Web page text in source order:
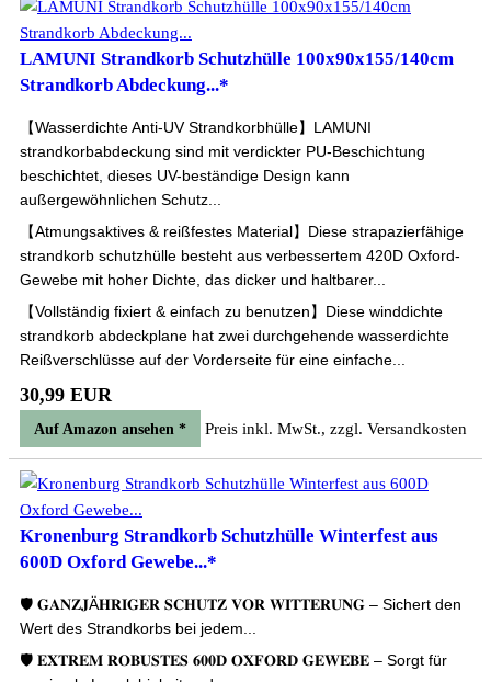
LAMUNI Strandkorb Schutzhülle 100x90x155/140cm
Strandkorb Abdeckung...*
【Wasserdichte Anti-UV Strandkorbhülle】LAMUNI
strandkorbabdeckung sind mit verdickter PU-Beschichtung
beschichtet, dieses UV-beständige Design kann
außergewöhnlichen Schutz...
【Atmungsaktives & reißfestes Material】Diese strapazierfähige
strandkorb schutzhülle besteht aus verbessertem 420D Oxford-
Gewebe mit hoher Dichte, das dicker und haltbarer...
【Vollständig fixiert & einfach zu benutzen】Diese winddichte
strandkorb abdeckplane hat zwei durchgehende wasserdichte
Reißverschlüsse auf der Vorderseite für eine einfache...
30,99 EUR
Auf Amazon ansehen * Preis inkl. MwSt., zzgl. Versandkosten
Kronenburg Strandkorb Schutzhülle Winterfest aus
600D Oxford Gewebe...*
🛡️ 𝐆𝐀𝐍𝐙𝐉Ä𝐇𝐑𝐈𝐆𝐄𝐑 𝐒𝐂𝐇𝐔𝐓𝐙 𝐕𝐎𝐑 𝐖𝐈𝐓𝐓𝐄𝐑𝐔𝐍𝐆 – Sichert den
Wert des Strandkorbs bei jedem...
🛡️ 𝐄𝐗𝐓𝐑𝐄𝐌 𝐑𝐎𝐁𝐔𝐒𝐓𝐄𝐒 𝟔𝟎𝟎𝐃 𝐎𝐗𝐅𝐎𝐑𝐃 𝐆𝐄𝐖𝐄𝐁𝐄 – Sorgt für